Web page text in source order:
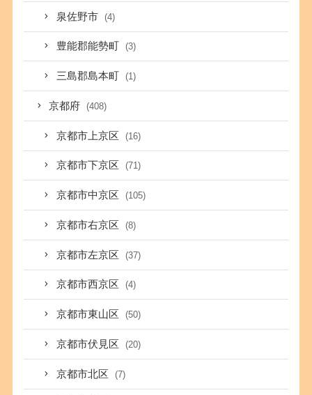
泉佐野市 (4)
豊能郡能勢町 (3)
三島郡島本町 (1)
京都府 (408)
京都市上京区 (16)
京都市下京区 (71)
京都市中京区 (105)
京都市右京区 (8)
京都市左京区 (37)
京都市西京区 (4)
京都市東山区 (50)
京都市伏見区 (20)
京都市北区 (7)